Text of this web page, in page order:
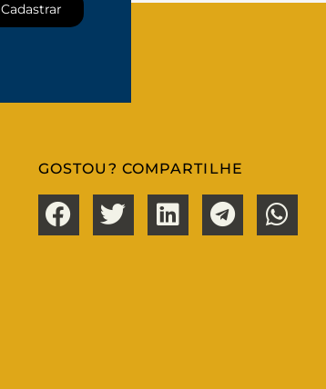
Cadastrar
GOSTOU? COMPARTILHE